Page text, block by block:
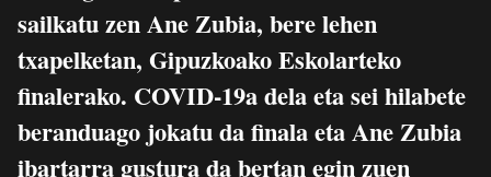
sailkatu zen Ane Zubia, bere lehen
txapelketan, Gipuzkoako Eskolarteko
finalerako. COVID-19a dela eta sei hilabete
beranduago jokatu da finala eta Ane Zubia
ibartarra gustura da bertan egin zuen